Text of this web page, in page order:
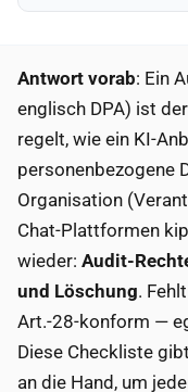
Antwort vorab: Ein
englisch DPA) ist
regelt, wie ein KI-
personenbezogene
Organisation
Chat-Plattformen
wieder: Audit-
und Löschung.
Art.-28-konform —
Diese Checkliste
an die Hand, um